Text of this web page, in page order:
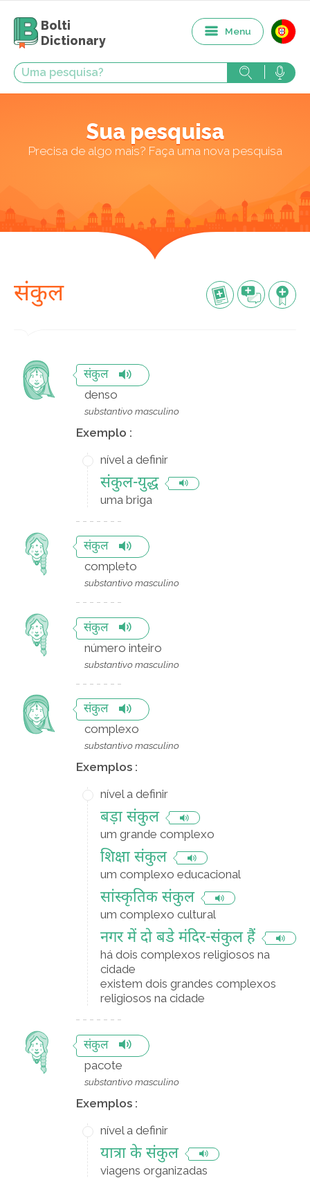
Bolti
Dictionary
Menu
Sua pesquisa
Precisa de algo mais? Faça uma nova pesquisa
संकुल
संकुल
denso
substantivo masculino
Exemplo :
nível a definir
संकुल-युद्ध
uma briga
संकुल
completo
substantivo masculino
संकुल
número inteiro
substantivo masculino
संकुल
complexo
substantivo masculino
Exemplos :
nível a definir
बड़ा संकुल
um grande complexo
शिक्षा संकुल
um complexo educacional
सांस्कृतिक संकुल
um complexo cultural
नगर में दो बडे मंदिर-संकुल हैं
há dois complexos religiosos na
cidade
existem dois grandes complexos
religiosos na cidade
संकुल
pacote
substantivo masculino
Exemplos :
nível a definir
यात्रा के संकुल
viagens organizadas